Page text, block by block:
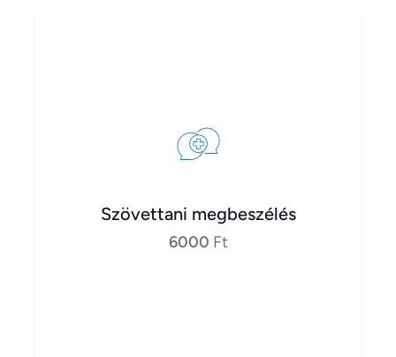
Szövettani megbeszélés
6000 Ft